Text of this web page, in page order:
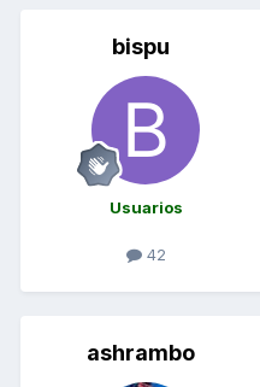
bispu
Usuarios
42
ashrambo